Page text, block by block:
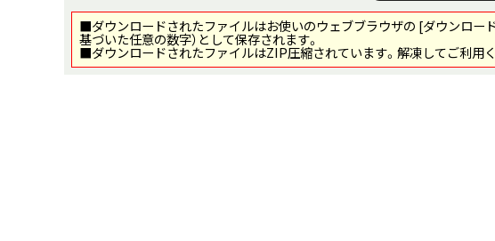
■ダウンロードされたファイルはお使いのウェブブラウザの [ダウンロー
基づいた任意の数字）として保存されます。
■ダウンロードされたファイルはZIP圧縮されています。解凍してご利用く